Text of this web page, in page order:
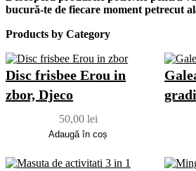
bucură-te de fiecare moment petrecut
Products by Category
Disc frisbee Erou in
zbor, Djeco
50,00 lei
Adaugă în coș